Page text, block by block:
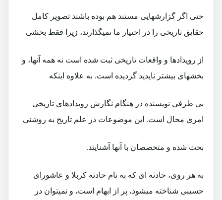
حتی اگر گزارشهایی مستند هم بوده باشند تصویر کامل
حقایق تاریخی را در اختیار ما نمیگذارند، زیرا فقط بخشی
از رویدادها و واقعات تاریخی ثبت شده است نه همه آنها، و
بخشهای بیشتر ناپدید گردیده است. به علاوه اینکه
بی طرفی نویسنده در هنگام نگارش رویدادهای تاریخی
امری محال است. این موضوعات در علم تاریخ به روشنی
بحث شده و متخصصان با آنها آشنایند.
به هر روی، حادثه ای که به نام حادثه کربلا و عاشورای
حسینی شناخته میشود، پر از ابهام است، و نمیتوان در